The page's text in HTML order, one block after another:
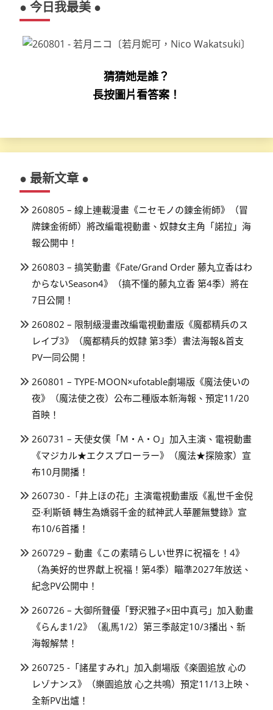
● 今日我最美 ●
猜猜她是誰？
長按圖片看答案！
● 最新文章 ●
260805 – 線上連載漫畫《ニセモノの錬金術師》（冒
牌鍊金術師）將改編電視動畫、奴隸女主角「諾拉」海
報公開中！
260803 – 搞笑動畫《Fate/Grand Order 藤丸立香はわ
からないSeason4》（搞不懂的藤丸立香 第4季）將在
7日公開！
260802 – 限制級漫畫改編電視動畫版《魔都精兵のス
レイブ3》（魔都精兵的奴隸 第3季）書法海報&首支
PV一同公開！
260801 – TYPE-MOON×ufotable劇場版《魔法使いの
夜》（魔法使之夜）公布二種版本新海報、預定11/20
首映！
260731 – 天使女僕「M・A・O」加入主演、電視動畫
《マジカル★エクスプローラー》（魔法★探險家）宣
布10月開播！
260730 -「井上ほの花」主演電視動畫版《亂世千金倪
亞·利斯頓 轉生為嬌弱千金的弒神武人華麗無雙錄》宣
布10/6首播！
260729 – 動畫《この素晴らしい世界に祝福を！4》
（為美好的世界獻上祝福！第4季）瞄準2027年放送、
紀念PV公開中！
260726 – 大御所聲優「野沢雅子×田中真弓」加入動畫
《らんま1/2》（亂馬1/2）第三季敲定10/3播出、新
海報解禁！
260725 -「諸星すみれ」加入劇場版《楽園追放 心の
レゾナンス》（樂園追放 心之共鳴）預定11/13上映、
全新PV出爐！